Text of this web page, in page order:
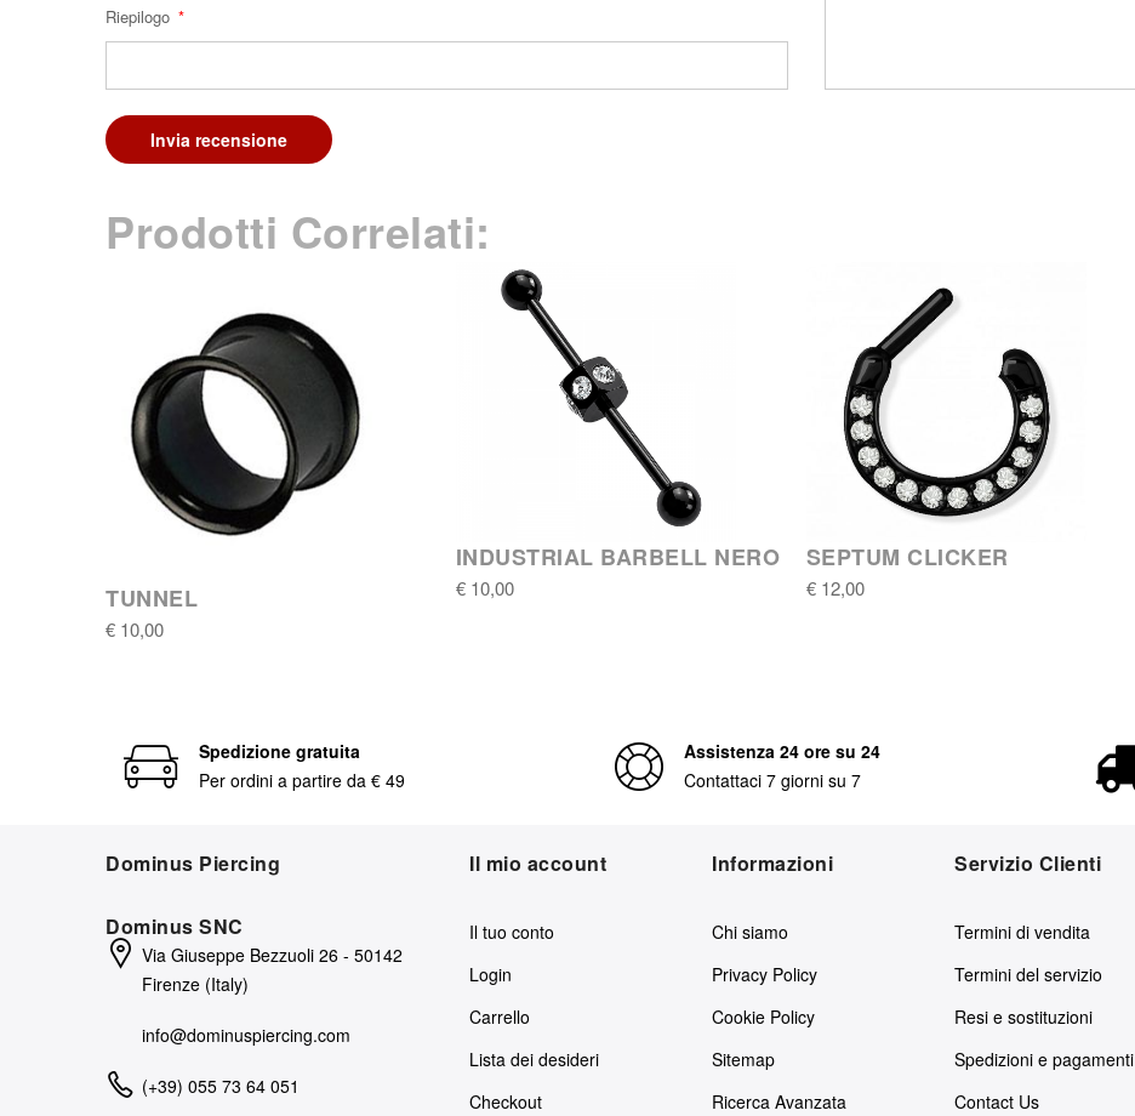
Riepilogo
Invia recensione
Prodotti Correlati:
TUNNEL
€ 10,00
INDUSTRIAL BARBELL NERO
€ 10,00
SEPTUM CLICKER
€ 12,00
Spedizione gratuita
Per ordini a partire da € 49
Assistenza 24 ore su 24
Contattaci 7 giorni su 7
Dominus Piercing
Dominus SNC
Via Giuseppe Bezzuoli 26 - 50142
Firenze (Italy)
info@dominuspiercing.com
(+39) 055 73 64 051
Il mio account
Il tuo conto
Login
Carrello
Lista dei desideri
Checkout
Informazioni
Chi siamo
Privacy Policy
Cookie Policy
Sitemap
Ricerca Avanzata
Servizio Clienti
Termini di vendita
Termini del servizio
Resi e sostituzioni
Spedizioni e pagamenti
Contact Us